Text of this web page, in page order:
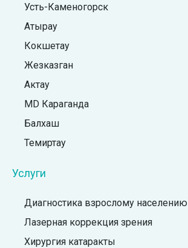
Усть-Каменогорск
Атырау
Кокшетау
Жезказган
Актау
MD Караганда
Балхаш
Темиртау
Услуги
Диагностика взрослому населению
Лазерная коррекция зрения
Хирургия катаракты